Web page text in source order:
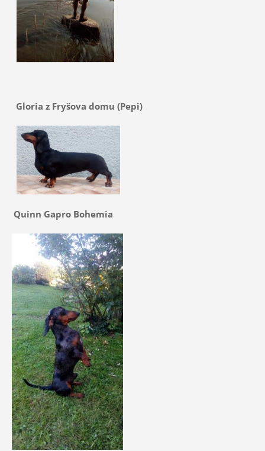
Gloria z Fryšova domu (Pepi)
Quinn Gapro Bohemia